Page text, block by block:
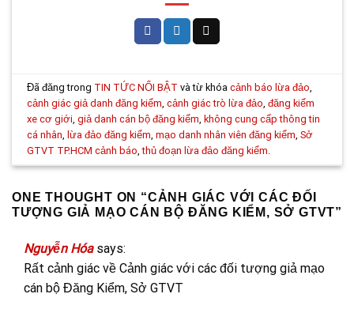
Đã đăng trong TIN TỨC NỔI BẬT và từ khóacảnh báo lừa đảo
cảnh giác giả danh đăng kiểm ,cảnh giác trò lừa đảo ,đăng kiểm
xe cơ giới ,giả danh cán bộ đăng kiểm ,không cung cấp thông tin
cá nhân ,lừa đảo đăng kiểm ,mạo danh nhân viên đăng kiểm ,Sở
GTVT TP.HCM cảnh báo ,thủ đoạn lừa đảo đăng kiểm
ONE THOUGHT ON “CẢNH GIÁC VỚI CÁC ĐỐI
TƯỢNG GIẢ MẠO CÁN BỘ ĐĂNG KIỂM, SỞ GTVT”
Nguyễn Hóa says:
Rất cảnh giác về Cảnh giác với các đối tượng giả mạo
cán bộ Đăng Kiểm, Sở GTVT